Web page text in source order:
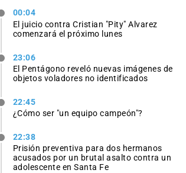
00:04
El juicio contra Cristian "Pity" Alvarez
comenzará el próximo lunes
23:06
El Pentágono reveló nuevas imágenes de
objetos voladores no identificados
22:45
¿Cómo ser "un equipo campeón"?
22:38
Prisión preventiva para dos hermanos
acusados por un brutal asalto contra un
adolescente en Santa Fe